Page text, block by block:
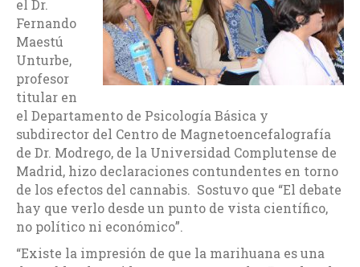
el Dr.
Fernando
Maestú
Unturbe,
profesor
titular en
el Departamento de Psicología Básica y
subdirector del Centro de Magnetoencefalografía
de Dr. Modrego, de la Universidad Complutense de
Madrid, hizo declaraciones contundentes en torno
de los efectos del cannabis. Sostuvo que “El debate
hay que verlo desde un punto de vista científico,
no político ni económico”.
“Existe la impresión de que la marihuana es una